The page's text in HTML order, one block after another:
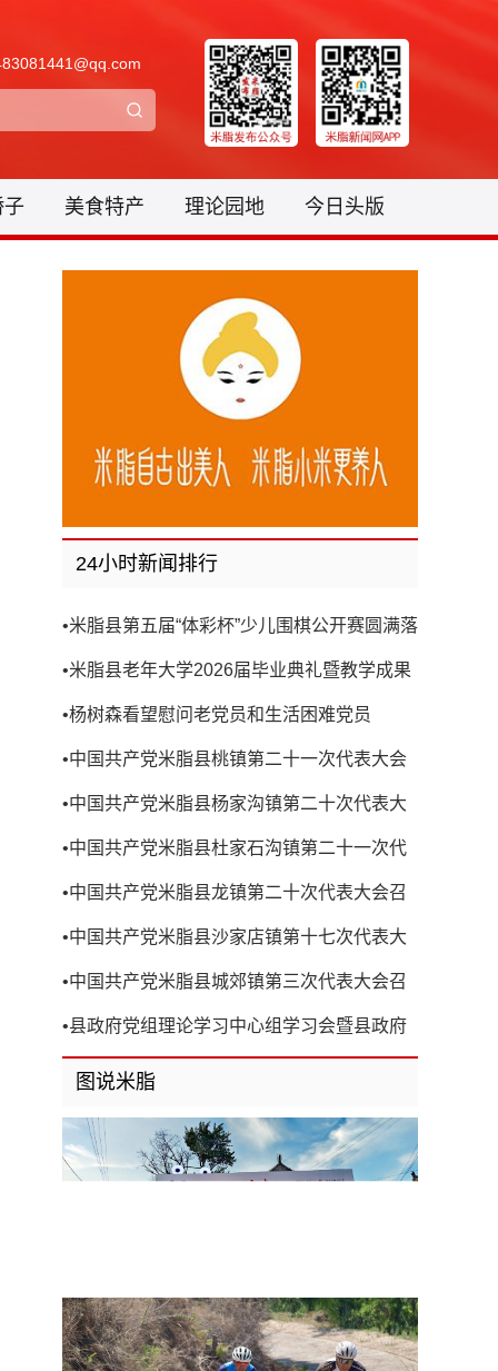
子 美食特产 理论园地 今日头版
24小时新闻排行
•米脂县第五届“体彩杯”少儿围棋公开赛圆满落
•米脂县老年大学2026届毕业典礼暨教学成果
•杨树森看望慰问老党员和生活困难党员
•中国共产党米脂县桃镇第二十一次代表大会
•中国共产党米脂县杨家沟镇第二十次代表大
•中国共产党米脂县杜家石沟镇第二十一次代
•中国共产党米脂县龙镇第二十次代表大会召
•中国共产党米脂县沙家店镇第十七次代表大
•中国共产党米脂县城郊镇第三次代表大会召
•县政府党组理论学习中心组学习会暨县政府
第8次党组（扩大）会议召开
图说米脂